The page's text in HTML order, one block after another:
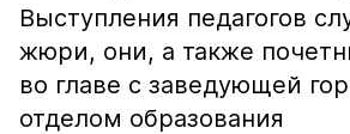
Выступления педагогов
жюри, они, а также
во главе с заведующей
отделом образования